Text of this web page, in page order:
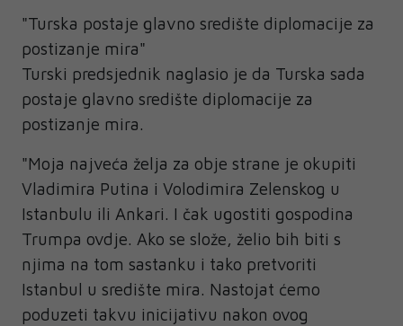
"Turska postaje glavno središte diplomacije za
postizanje mira"
Turski predsjednik naglasio je da Turska sada
postaje glavno središte diplomacije za
postizanje mira.
"Moja najveća želja za obje strane je okupiti
Vladimira Putina i Volodimira Zelenskog u
Istanbulu ili Ankari. I čak ugostiti gospodina
Trumpa ovdje. Ako se slože, želio bih biti s
njima na tom sastanku i tako pretvoriti
Istanbul u središte mira. Nastojat ćemo
poduzeti takvu inicijativu nakon ovog